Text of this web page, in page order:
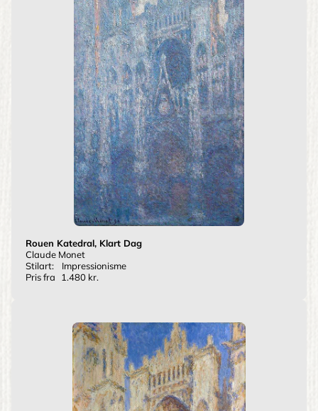
Rouen Katedral, Klart Dag
Claude Monet
Stilart:
Impressionisme
Pris fra
1.480 kr.